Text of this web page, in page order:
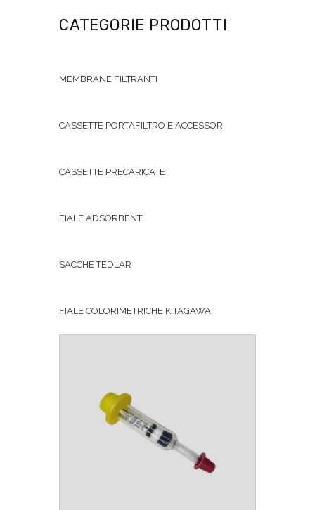
CATEGORIE PRODOTTI
MEMBRANE FILTRANTI
CASSETTE PORTAFILTRO E ACCESSORI
CASSETTE PRECARICATE
FIALE ADSORBENTI
SACCHE TEDLAR
FIALE COLORIMETRICHE KITAGAWA